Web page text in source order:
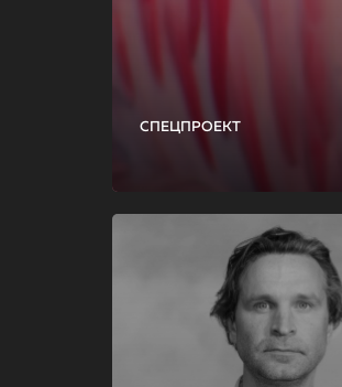
СПЕЦПРОЕКТ